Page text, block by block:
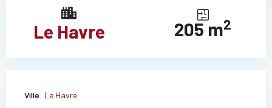
Le Havre 205 m2
Ville: Le Havre